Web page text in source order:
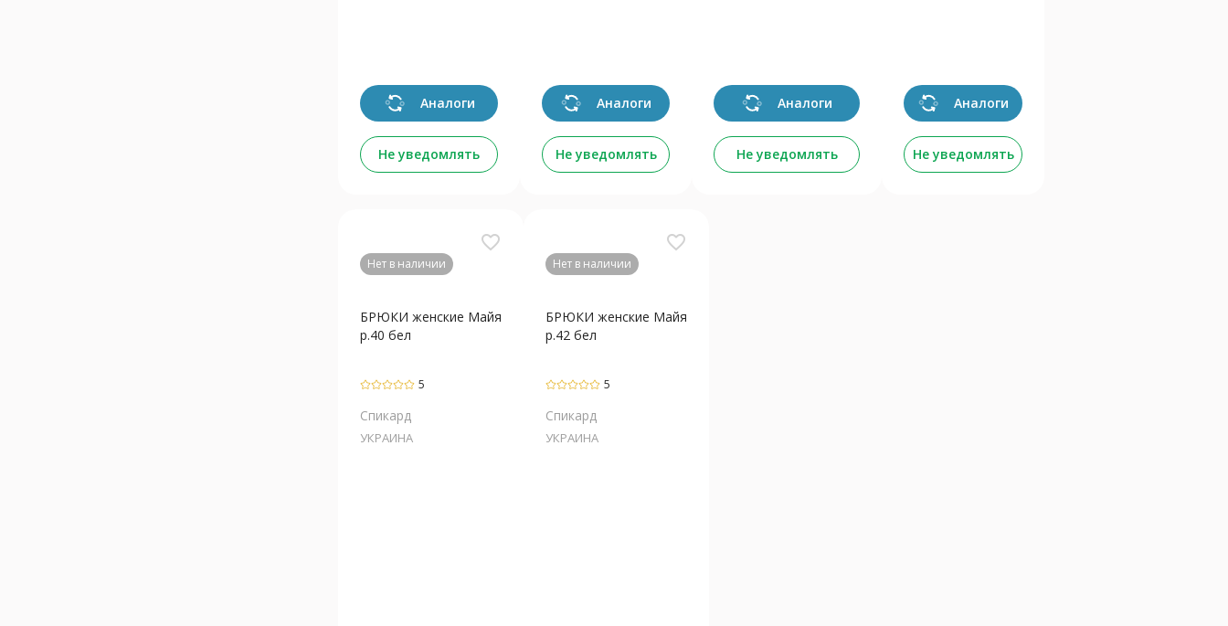
Аналоги
Не уведомлять
Аналоги
Не уведомлять
Аналоги
Не уведомлять
Аналоги
Не уведомлять
favorite_border
Нет в наличии
БРЮКИ женские Майя
р.40 бел
5
Спикард
УКРАИНА
favorite_border
Нет в наличии
БРЮКИ женские Майя
р.42 бел
5
Спикард
УКРАИНА